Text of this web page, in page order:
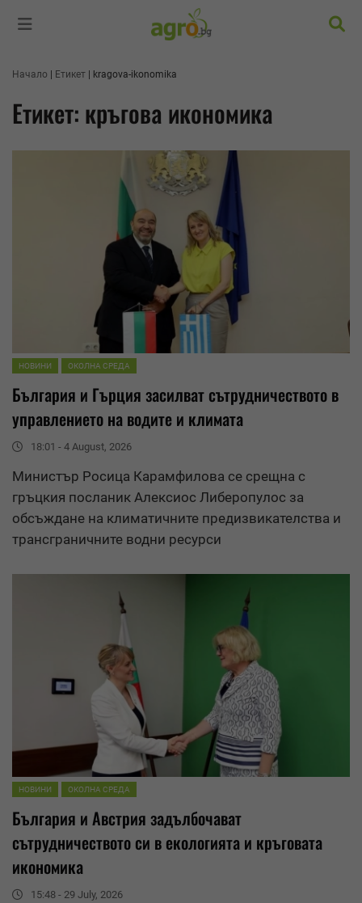
Начало Етикет kragova-ikonomika
Етикет: кръгова икономика
НОВИНИ ОКОЛНА СРЕДА
България и Гърция засилват сътрудничеството в
управлението на водите и климата
18:01 - 4 August, 2026
Министър Росица Карамфилова се срещна с
гръцкия посланик Алексиос Либеропулос за
обсъждане на климатичните предизвикателства и
трансграничните водни ресурси
НОВИНИ ОКОЛНА СРЕДА
България и Австрия задълбочават
сътрудничеството си в екологията и кръговата
икономика
15:48 - 29 July, 2026